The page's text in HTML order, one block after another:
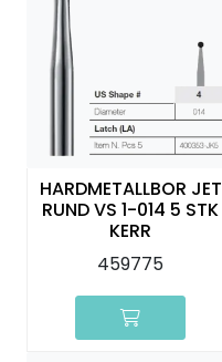
HARDMETALLBOR JET
RUND VS 1-014 5 STK
KERR
459775